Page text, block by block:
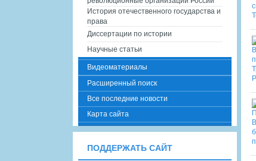
История отечественного государства и
права
Диссертации по истории
Научные статьи
Видеоматериалы
Расширенный поиск
Все последние новости
Карта сайта
ПОДДЕРЖАТЬ САЙТ